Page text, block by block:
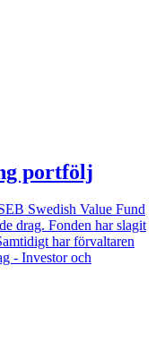
portfölj
Swedish Value Fund
drag. Fonden har slagit
har förvaltaren
- Investor och